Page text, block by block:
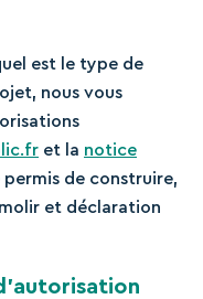
est le type de
nous vous
et la notice
permis de construire,
et déclaration